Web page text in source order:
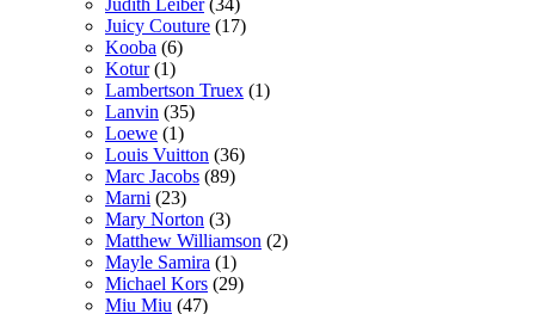
Judith Leiber(34)
Juicy Couture (17)
Kooba (6)
Kotur(1)
Lambertson Truex (1)
Lanvin (35)
Loewe (1)
Louis Vuitton (36)
Marc Jacobs (89)
Marni (23)
Mary Norton (3)
Matthew Williamson (2)
Mayle Samira (1)
Michael Kors (29)
Miu Miu (47)